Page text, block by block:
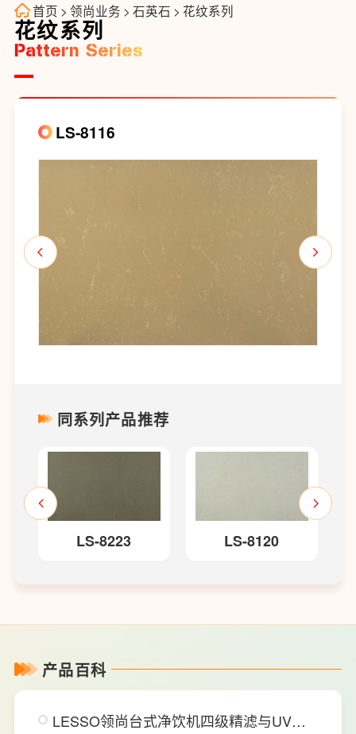
花纹系列
Pattern Series
首页 > 领尚业务 > 石英石 > 花纹系列
LS-8116
同系列产品推荐
LS-8223 LS-8120
产品百科
LESSO领尚台式净饮机四级精滤与UV杀